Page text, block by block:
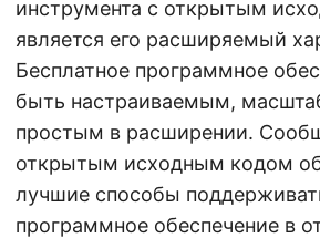
инструмента с открытым
является его расширяемый
Бесплатное программное
быть настраиваемым,
простым в расширении.
открытым исходным кодом
лучшие способы
программное обеспечение в